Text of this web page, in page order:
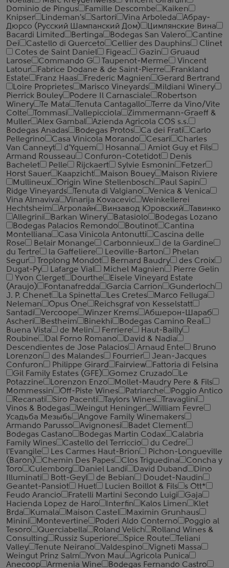
Dominio de Pingus
Famille Descombe
Kaiken
Knipser
Lindeman's Sartori Vina Arboleda
Абрау-
Дюрсо (Русский Шампанский Дом)
Цимлянские Вина
Bacardi Limited
Bertinga Bodegas San Valero
Cantine
Dei
Castello di Querceto Cellier des Dauphins
Clinet
Cotes de Saint Daniel
Figeac Gazin
Gruaud
Larose
Commando G Taupenot-Merme
Vincent
Latour
Fabrice Dodane & de Saint-Pierre
Frankland
Estate
Franz Haas Frederic Magnien
Gerard Bertrand
Loire Proprietes
Marisco Vineyards
Mildiani Winery
Pierrick Bouley
Podere Il Carnasciale
Robertson
Winery
Te Mata Tenuta Cantagallo
Terre da Vino/Vite
Colte
Tommasi Vallepicciola
Zimmermann-Graeff &
Muller
Alex Gambal
Azienda Agricola COS s.s.
Bodegas Anadas
Bodegas Protos Ca dei Frati
Carlo
Pellegrino
Casa Vinicola Morando Cesari
Charles
Van Canneyt
d'Yquem Hosanna
Amiot Guy et Fils
Armand Rousseau
Confuron-Cotetidot
Denis
Bachelet
Pelle Rijckaert Sylvie Esmonin
Fetzer
Horst Sauer
Kaapzicht Maison Bouey
Maison Riviere
Mullineux
Origin Wine Stellenbosch
Paul Sapin
Ridge Vineyards
Tenuta di Valgiano
Venica & Venica
Vina Almaviva
Vinarija Kovacevic
Weinkellerei
Hechtsheim
Агролайн Винзавод Юровский
Тавинко
Allegrini
Barkan Winery Batasiolo
Bodegas Lozano
Bodegas Palacios Remondo
Boutinot
Cantina
Montelliana
Casa Vinicola Antonutti
Cascina delle
Rose
Belair Monange Carbonnieux
de la Gardine
du Tertre
la Gaffeliere Leoville-Barton
Phelan
Segur
Troplong Mondot Bernard Baudry
des Croix
Dugat-Py
Lafarge Vial Michel Magnien
Pierre Gelin
Yvon Clerget
Dourthe
Eisele Vineyard Estate
(Araujo)
Fontanafredda Garcia Carrion
Gunderloch
J. P. Chenet
La Spinetta Les Cretes
Marco Felluga
Neleman
Opus One
Reichsgraf von Kesselstatt
Santadi
Vercoope Winzer Krems
Абшерон-Шараб
Ascheri
Bestheim Binekhi
Bodegas Camino Real
Buena Vista
de Melin Ferriere
Haut-Bailly
Roubine
Dal Forno Romano
David & Nadia
Descendientes de Jose Palacios
Arnaud Ente
Bruno
Lorenzon
des Malandes Fourrier
Jean-Jacques
Confuron
Philippe Girard Fairview
Fattoria di Felsina
Gil Family Estates (GFE)
Gomez Cruzado
Le
Potazzine
Lorenzon Enzo
Mollet-Maudry Pere & Fils
Mommessin
Off-Piste Wines Patriarche
Poggio Antico
Recanati
Siro Pacenti Taylors Wines
Travaglini
Vinos & Bodegas
Weingut Heninger
William Fevre
Усадьба Мезыбь
Angove Family Winemakers
Armando Parusso
Avignonesi
Badet Clement
Bodegas Castano
Bodegas Martin Codax
Calabria
Family Wines
Castello del Terriccio
du Cedre
l'Evangile
Les Carmes Haut-Brion
Pichon-Longueville
(Baron)
Chemin Des Papes Clos Triguedina
Concha y
Toro
Culemborg Daniel Landi David Duband
Dino
Illuminati
Bott-Geyl de Bebian
Doudet-Naudin
Geantet-Pansiot
Huet Lucien Boillot & Fils
s Ott*
Feudo Arancio
Fratelli Martini Secondo Luigi
Gaja
Hacienda Lopez de Haro
Interfin Kalos Limen
Klet
Brda
Kumala Maison Castel
Maximin Grunhaus
Minini
Montevertine Poderi Aldo Conterno
Poggio al
Tesoro
Querciabella Roland Velich
Rolland Wines &
Consulting
Russiz Superiore Spice Route
Teliani
Valley
Tenute Neirano Valdespino
Vigneti Massa
Weingut Prinz Salm
Yvon Mau
Agricola Punica
Anecoop
Armenia Wine
Bodegas Fernando Castro